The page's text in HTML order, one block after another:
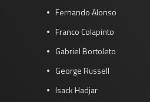
Fernando Alonso
Franco Colapinto
Gabriel Bortoleto
George Russell
Isack Hadjar